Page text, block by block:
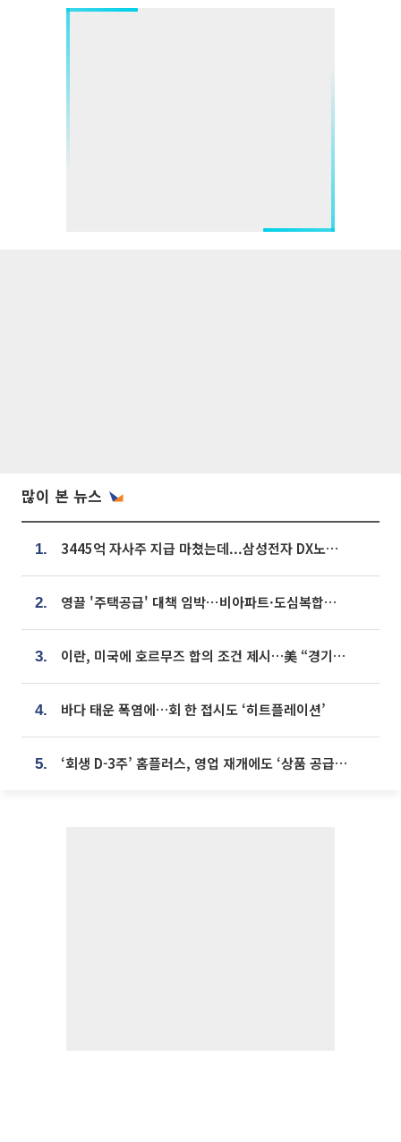
많이 본 뉴스
1. 3445억 자사주 지급 마쳤는데...삼성전자 DX노조, 뒤늦은 '떼쓰기 집회'
2. 영끌 '주택공급' 대책 임박⋯비아파트·도심복합까지 총동원
3. 이란, 미국에 호르무즈 합의 조건 제시…美 “경기 아직 안 끝나” [종합]
4. 바다 태운 폭염에…회 한 접시도 ‘히트플레이션’
5. ‘회생 D-3주’ 홈플러스, 영업 재개에도 ‘상품 공급망’ 복구가 생존 관건